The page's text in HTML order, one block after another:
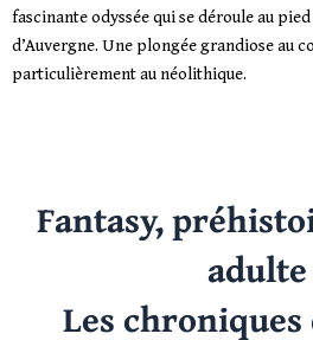
fascinante odyssée qui se déroule au
d’Auvergne. Une plongée grandiose au
particulièrement au néolithique.
Fantasy,
Les chroniques